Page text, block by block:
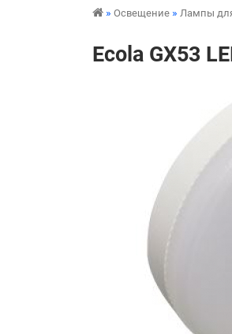
Освещение Лампы
Ecola GX53